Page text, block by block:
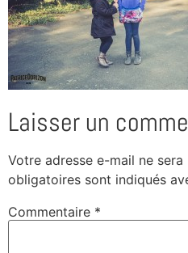
Laisser un
Votre adresse e-mail ne sera
obligatoires sont indiqués
Commentaire *